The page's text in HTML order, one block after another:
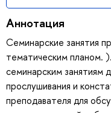
Аннотация
Семинарские занятия
тематическим планом.
семинарским занятиям
прослушивания и
преподавателя для